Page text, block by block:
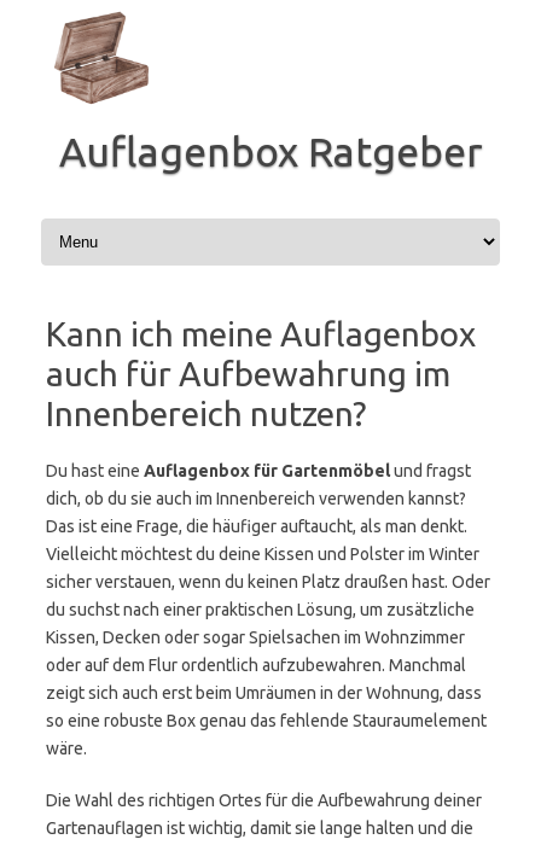
Inhalt
springen
Auflagenbox Ratgeber
Kann ich meine Auflagenbox
auch für Aufbewahrung im
Innenbereich nutzen?
Du hast eine Auflagenbox für Gartenmöbelund fragst
dich, ob du sie auch im Innenbereich verwenden kannst?
Das ist eine Frage, die häufiger auftaucht, als man denkt.
Vielleicht möchtest du deine Kissen und Polster im Winter
sicher verstauen, wenn du keinen Platz draußen hast. Oder
du suchst nach einer praktischen Lösung, um zusätzliche
Kissen, Decken oder sogar Spielsachen im Wohnzimmer
oder auf dem Flur ordentlich aufzubewahren. Manchmal
zeigt sich auch erst beim Umräumen in der Wohnung, dass
so eine robuste Box genau das fehlende Stauraumelement
wäre.
Die Wahl des richtigen Ortes für die Aufbewahrung deiner
Gartenauflagen ist wichtig, damit sie lange halten und die